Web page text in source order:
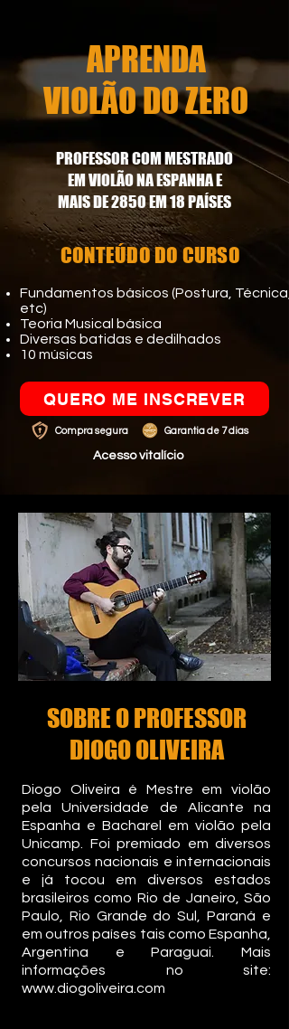
APRENDA
VIOLÃO DO ZERO
PROFESSOR COM MESTRADO
EM VIOLÃO NA ESPANHA E
MAIS DE 2850 EM 18 PAÍSES
CONTEÚDO DO CURSO
Fundamentos básicos (Postura, Técnica,
etc)
Teoria Musical básica
Diversas batidas e dedilhados
10 músicas
QUERO ME INSCREVER
Compra segura Garantia de 7 dias
Acesso vitalício
SOBRE O PROFESSOR
DIOGO OLIVEIRA
Diogo Oliveira é Mestre em violão
pela Universidade de Alicante na
Espanha e Bacharel em violão pela
Unicamp. Foi premiado em diversos
concursos nacionais e internacionais
e já tocou em diversos estados
brasileiros como Rio de Janeiro, São
Paulo, Rio Grande do Sul, Paraná e
em outros países tais como Espanha,
Argentina e Paraguai. Mais
informações no site:
www.diogoliveira.com